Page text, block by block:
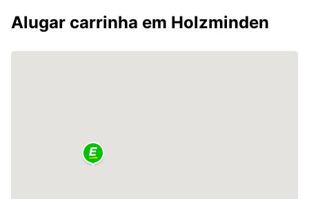
Alugar carrinha em Holzminden